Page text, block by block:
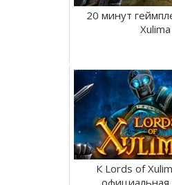
20 минут
Xulima
К Lords of
официальная